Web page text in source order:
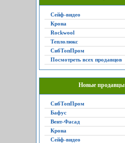
Сейф-видео
Крона
Rockwool
Теплолюкс
СибТопПром
Посмотреть всех продавцов
Новые продавцы
СибТопПром
Бафус
Вент-Фасад
Крона
Сейф-видео